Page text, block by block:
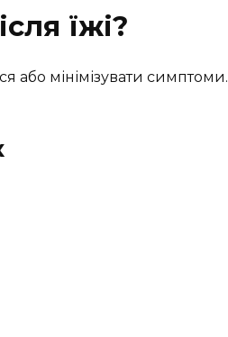
їжі?
або мінімізувати симптоми.